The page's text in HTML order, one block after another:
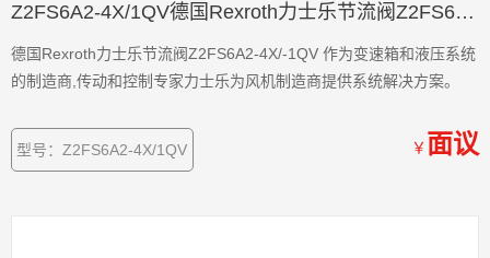
Z2FS6A2-4X/1QV德国Rexroth力士乐节流阀Z2FS6A2-4X/-1QV
德国Rexroth力士乐节流阀Z2FS6A2-4X/-1QV 作为变速箱和液压系统
的制造商,传动和控制专家力士乐为风机制造商提供系统解决方案。
型号：Z2FS6A2-4X/1QV ￥ 面议